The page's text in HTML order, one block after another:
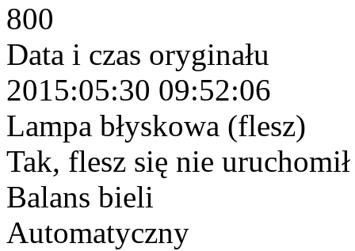
800
Data i czas oryginału
2015:05:30 09:52:06
Lampa błyskowa (flesz)
Tak, flesz się nie
Balans bieli
Automatyczny